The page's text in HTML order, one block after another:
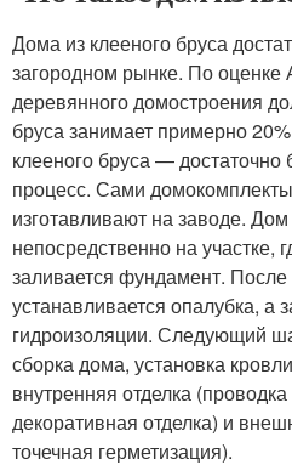
Дома из клееного бруса
загородном рынке. По
деревянного домостроения
бруса занимает примерно
клееного бруса —
процесс. Сами
изготавливают на заводе.
непосредственно на участке,
заливается фундамент.
устанавливается опалубка, а
гидроизоляции. Следующий
сборка дома, установка
внутренняя отделка
декоративная отделка) и
точечная герметизация).